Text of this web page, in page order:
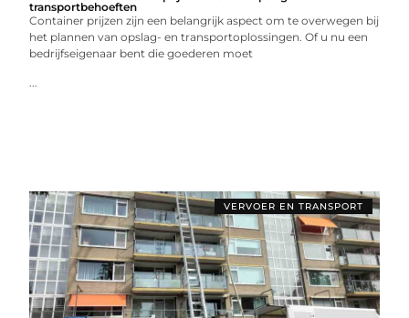
transportbehoeften
Container prijzen zijn een belangrijk aspect om te overwegen bij
het plannen van opslag- en transportoplossingen. Of u nu een
bedrijfseigenaar bent die goederen moet
...
VERVOER EN TRANSPORT